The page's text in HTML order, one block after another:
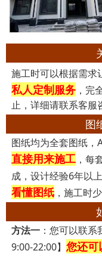
施工时可以根据需求
私人定制服务，完
止，详细请联系客服
图
图纸均为全套图纸，
直接用来施工，每
成，设计经验6年以
看懂图纸，施工时少
方法一：您可以联系
9:00-22:00】 您还可